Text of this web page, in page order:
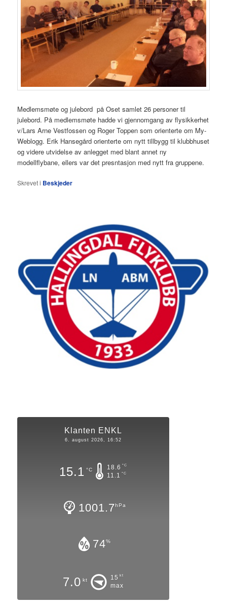
Medlemsmøte og julebord på Oset samlet 26 personer til
julebord. På medlemsmøte hadde vi gjennomgang av flysikkerhet
v/Lars Arne Vestfossen og Roger Toppen som orienterte om My-
Weblogg. Erik Hansegård orienterte om nytt tillbygg til klubbhuset
og videre utvidelse av anlegget med blant annet ny
modellflybane, ellers var det presntasjon med nytt fra gruppene.
Skrevet i Beskjeder
Klanten ENKL
6. august 2026, 16:52
15.1 °C 18.6 °C
11.1 °C
1001.7hPa
74%
7.0 kt 15 kt
max